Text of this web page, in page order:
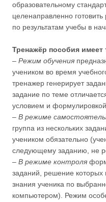
образовательному
целенаправленно готовить
по результатам учебы в
Тренажёр пособия
– Режим обучения
учеником во время
тренажер генерирует
задание по теме
условием и формулировкой
– В режиме
группа из нескольких
учеником обязательно
следующему заданию, не
– В режиме контроля
заданий, решение которых
знания ученика по
компьютером). Режим